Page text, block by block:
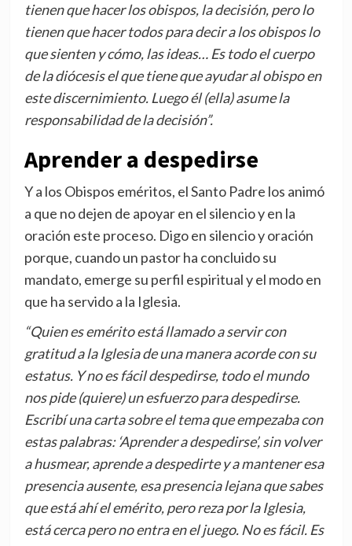
tienen que hacer los obispos, la decisión, pero lo
tienen que hacer todos para decir a los obispos lo
que sienten y cómo, las ideas… Es todo el cuerpo
de la diócesis el que tiene que ayudar al obispo en
este discernimiento. Luego él (ella) asume la
responsabilidad de la decisión”.
Aprender a despedirse
Y a los Obispos eméritos, el Santo Padre los animó
a que no dejen de apoyar en el silencio y en la
oración este proceso. Digo en silencio y oración
porque, cuando un pastor ha concluido su
mandato, emerge su perfil espiritual y el modo en
que ha servido a la Iglesia.
“Quien es emérito está llamado a servir con
gratitud a la Iglesia de una manera acorde con su
estatus. Y no es fácil despedirse, todo el mundo
nos pide (quiere) un esfuerzo para despedirse.
Escribí una carta sobre el tema que empezaba con
estas palabras: ‘Aprender a despedirse’, sin volver
a husmear, aprende a despedirte y a mantener esa
presencia ausente, esa presencia lejana que sabes
que está ahí el emérito, pero reza por la Iglesia,
está cerca pero no entra en el juego. No es fácil. Es